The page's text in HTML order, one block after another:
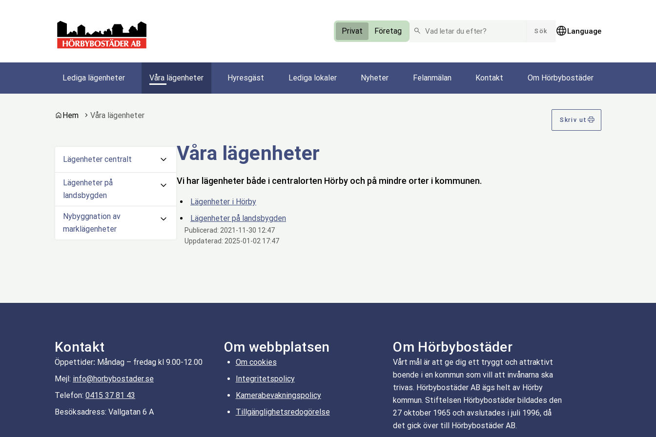
Privat Företag Sök Language
Lediga lägenheter Våra lägenheter Hyresgäst Lediga lokaler Nyheter Felanmälan Kontakt Om Hörbybostäder
Du är här:
Hem Våra lägenheter Skriv ut
Lägenheter centralt
Lägenheter på
landsbygden
Nybyggnation av
marklägenheter
Våra lägenheter
Vi har lägenheter både i centralorten Hörby och på mindre orter i kommunen.
Lägenheter i Hörby
Lägenheter på landsbygden
Publicerad: 2021-11-30 12:47
Uppdaterad: 2025-01-02 17:47
Kontakt
Öppettider: Måndag – fredag kl 9.00-12.00
Mejl: info@horbybostader.se
Telefon: 0415 37 81 43
Besöksadress: Vallgatan 6 A
Om webbplatsen
Om cookies
Integritetspolicy
Kamerabevakningspolicy
Tillgänglighetsredogörelse
Om Hörbybostäder
Vårt mål är att ge dig ett tryggt och attraktivt
boende i en kommun som vill att invånarna ska
trivas. Hörbybostäder AB ägs helt av Hörby
kommun. Stiftelsen Hörbybostäder bildades den
27 oktober 1965 och avslutades i juli 1996, då
det gick över till Hörbybostäder AB.